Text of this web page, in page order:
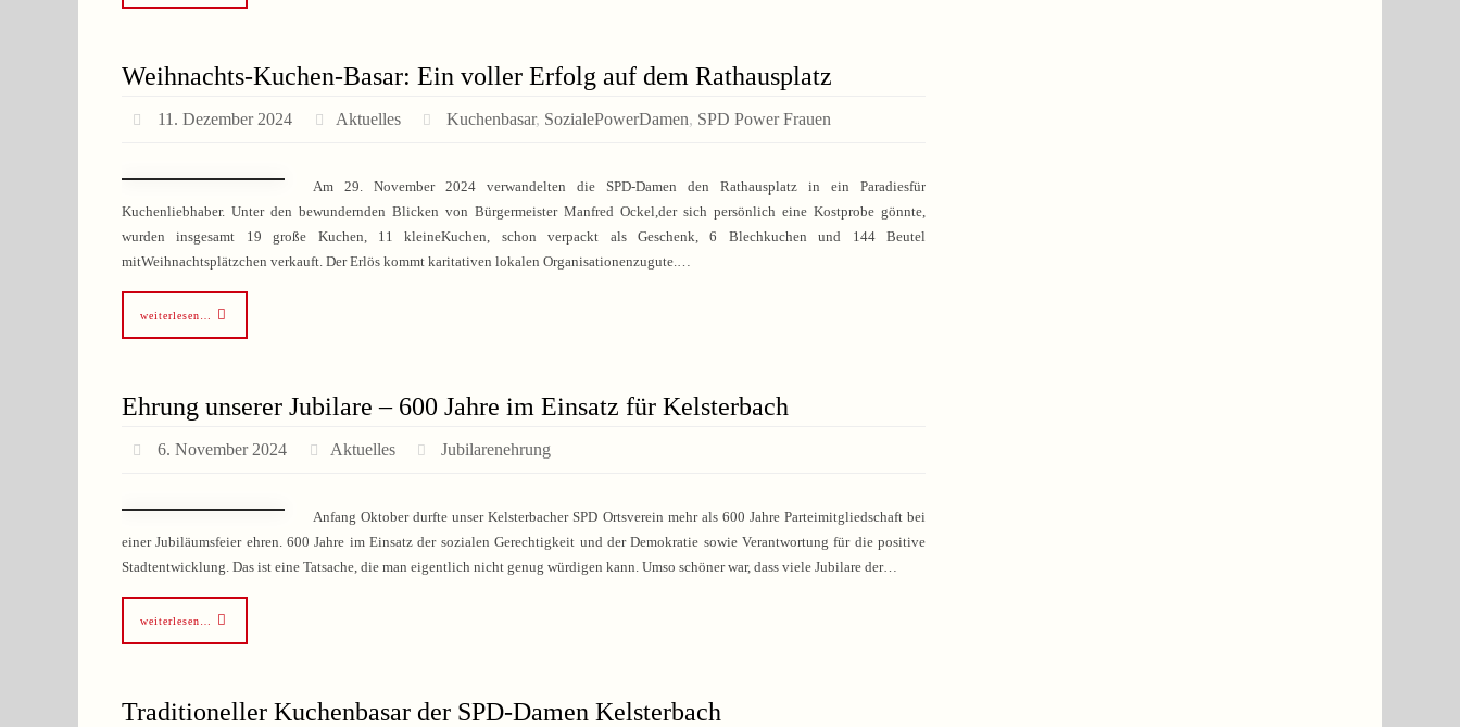
Weihnachts-Kuchen-Basar: Ein voller Erfolg auf dem Rathausplatz
11. Dezember 2024 Aktuelles Kuchenbasar, SozialePowerDamen, SPD Power Frauen
Am 29. November 2024 verwandelten die SPD-Damen den Rathausplatz in ein Paradiesfür
Kuchenliebhaber. Unter den bewundernden Blicken von Bürgermeister Manfred Ockel,der sich persönlich eine Kostprobe gönnte,
wurden insgesamt 19 große Kuchen, 11 kleineKuchen, schon verpackt als Geschenk, 6 Blechkuchen und 144 Beutel
mitWeihnachtsplätzchen verkauft. Der Erlös kommt karitativen lokalen Organisationenzugute.…
weiterlesen…
Ehrung unserer Jubilare – 600 Jahre im Einsatz für Kelsterbach
6. November 2024 Aktuelles Jubilarenehrung
Anfang Oktober durfte unser Kelsterbacher SPD Ortsverein mehr als 600 Jahre Parteimitgliedschaft bei
einer Jubiläumsfeier ehren. 600 Jahre im Einsatz der sozialen Gerechtigkeit und der Demokratie sowie Verantwortung für die positive
Stadtentwicklung. Das ist eine Tatsache, die man eigentlich nicht genug würdigen kann. Umso schöner war, dass viele Jubilare der…
weiterlesen…
Traditioneller Kuchenbasar der SPD-Damen Kelsterbach